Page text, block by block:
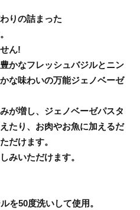
りの詰まった
ん!
かなフレッシュバジルとニン
な味わいの万能ジェノベーゼ
が増し、ジェノベーゼパスタ
たり、お肉やお魚に加えるだ
だけます。
みいただけます。
を50度洗いして使用。